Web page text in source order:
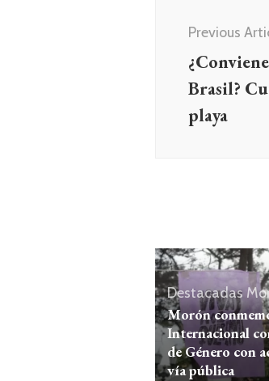
entradas
Previous
Brasil?
playa
Destacadas
Morón
Internacional
de Género con
vía pública